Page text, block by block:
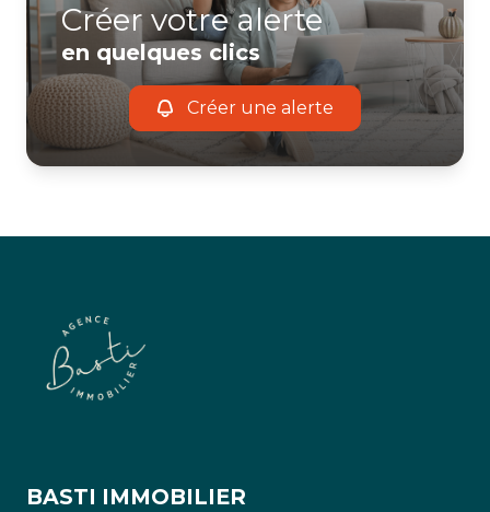
Créer votre alerte
en quelques clics
Créer une alerte
BASTI IMMOBILIER